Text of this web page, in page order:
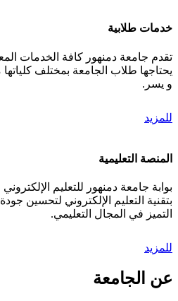
خدمات طلابية
تقدم جامعة دمنهور كافة الخدمات
يحتاجها طلاب الجامعة بمختلف
و يسر.
للمزيد
المنصة التعليمية
بوابة جامعة دمنهور للتعليم
بتقنية التعليم الإلكتروني لتحسين
التميز في المجال التعليمي.
للمزيد
عن الجامعة